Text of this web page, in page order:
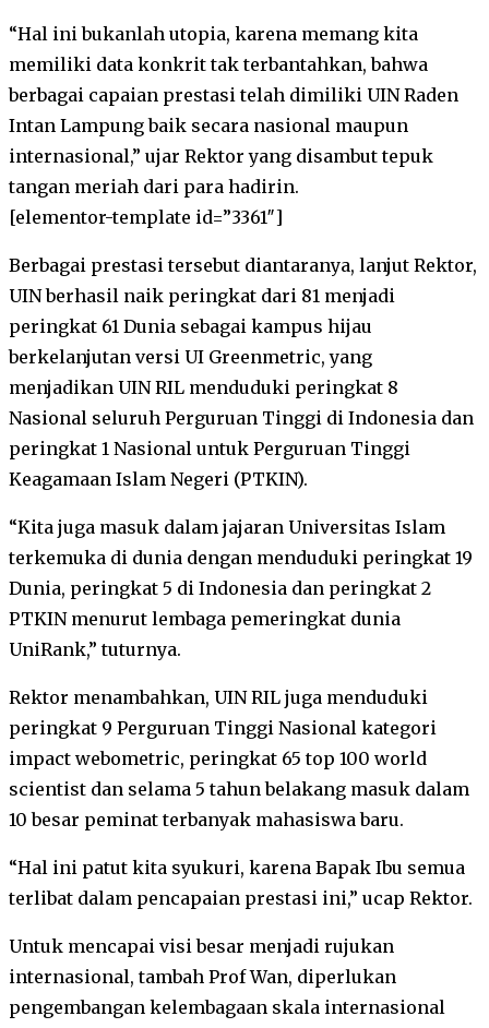
“Hal ini bukanlah utopia, karena memang kita
memiliki data konkrit tak terbantahkan, bahwa
berbagai capaian prestasi telah dimiliki UIN Raden
Intan Lampung baik secara nasional maupun
internasional,” ujar Rektor yang disambut tepuk
tangan meriah dari para hadirin.
[elementor-template id=”3361″]
Berbagai prestasi tersebut diantaranya, lanjut Rektor,
UIN berhasil naik peringkat dari 81 menjadi
peringkat 61 Dunia sebagai kampus hijau
berkelanjutan versi UI Greenmetric, yang
menjadikan UIN RIL menduduki peringkat 8
Nasional seluruh Perguruan Tinggi di Indonesia dan
peringkat 1 Nasional untuk Perguruan Tinggi
Keagamaan Islam Negeri (PTKIN).
“Kita juga masuk dalam jajaran Universitas Islam
terkemuka di dunia dengan menduduki peringkat 19
Dunia, peringkat 5 di Indonesia dan peringkat 2
PTKIN menurut lembaga pemeringkat dunia
UniRank,” tuturnya.
Rektor menambahkan, UIN RIL juga menduduki
peringkat 9 Perguruan Tinggi Nasional kategori
impact webometric, peringkat 65 top 100 world
scientist dan selama 5 tahun belakang masuk dalam
10 besar peminat terbanyak mahasiswa baru.
“Hal ini patut kita syukuri, karena Bapak Ibu semua
terlibat dalam pencapaian prestasi ini,” ucap Rektor.
Untuk mencapai visi besar menjadi rujukan
internasional, tambah Prof Wan, diperlukan
pengembangan kelembagaan skala internasional